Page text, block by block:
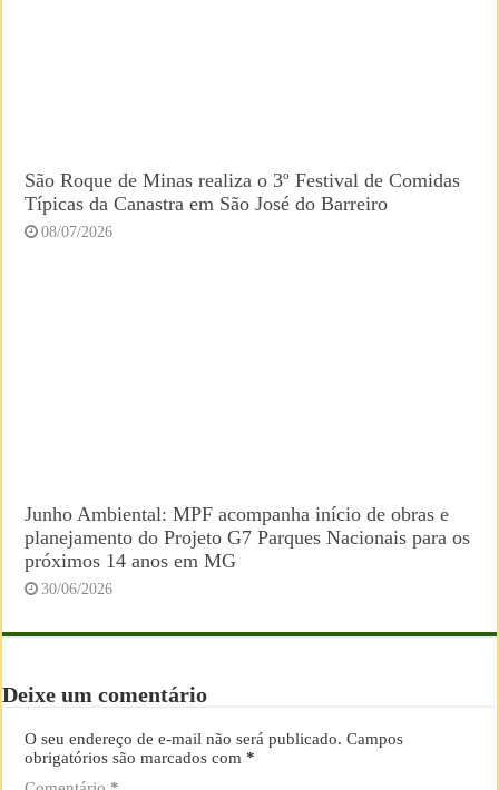
São Roque de Minas realiza o 3º Festival de Comidas
Típicas da Canastra em São José do Barreiro
08/07/2026
Junho Ambiental: MPF acompanha início de obras e
planejamento do Projeto G7 Parques Nacionais para os
próximos 14 anos em MG
30/06/2026
Deixe um comentário
O seu endereço de e-mail não será publicado. Campos
obrigatórios são marcados com*